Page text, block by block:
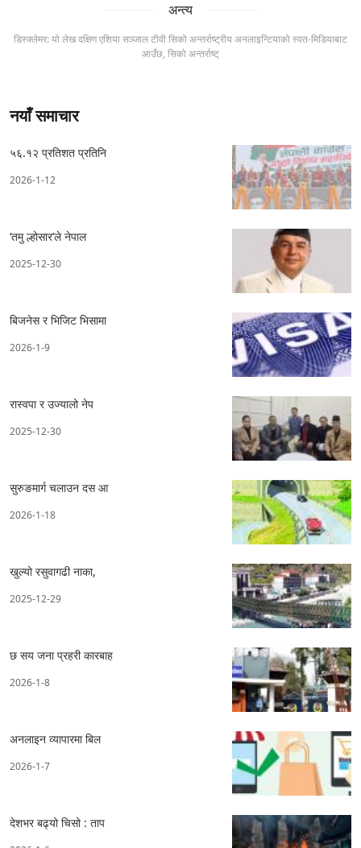
अन्त्य
डिस्क्लेमर: यो लेख दक्षिण एशिया सञ्जाल टीवी सिको अन्तर्राष्ट्रीय अनलाइन्टियाको स्वत-मिडियाबाट
आउँछ, सिको अन्तर्राष्ट्
नयाँ समाचार
५६.१२ प्रतिशत प्रतिनि
2026-1-12
‘तमु ल्होसार’ले नेपाल
2025-12-30
बिजनेस र भिजिट भिसामा
2026-1-9
रास्वपा र उज्यालो नेप
2025-12-30
सुरुङमार्ग चलाउन दस आ
2026-1-18
खुल्यो रसुवागढी नाका,
2025-12-29
छ सय जना प्रहरी कारबाह
2026-1-8
अनलाइन व्यापारमा बिल
2026-1-7
देशभर बढ्यो चिसो : ताप